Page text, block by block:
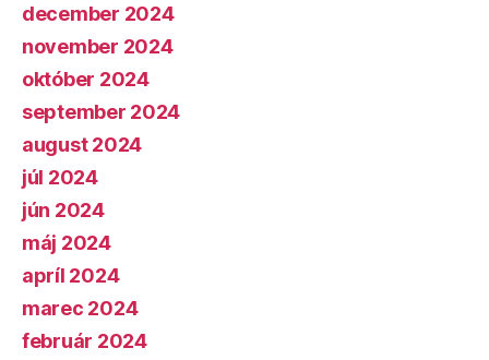
december 2024
november 2024
október 2024
september 2024
august 2024
júl 2024
jún 2024
máj 2024
apríl 2024
marec 2024
február 2024